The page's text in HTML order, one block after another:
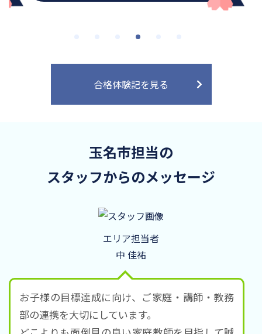
合格体験記を見る
玉名市担当の
スタッフからのメッセージ
エリア担当者
中 佳祐
お子様の目標達成に向け、ご家庭・講師・教務
部の連携を大切にしています。